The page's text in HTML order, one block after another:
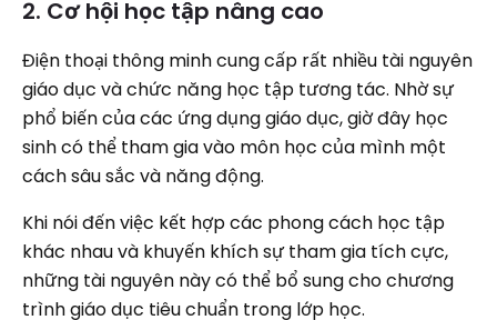
2. Cơ hội học tập nâng cao
Điện thoại thông minh cung cấp rất nhiều tài nguyên
giáo dục và chức năng học tập tương tác. Nhờ sự
phổ biến của các ứng dụng giáo dục, giờ đây học
sinh có thể tham gia vào môn học của mình một
cách sâu sắc và năng động.
Khi nói đến việc kết hợp các phong cách học tập
khác nhau và khuyến khích sự tham gia tích cực,
những tài nguyên này có thể bổ sung cho chương
trình giáo dục tiêu chuẩn trong lớp học.